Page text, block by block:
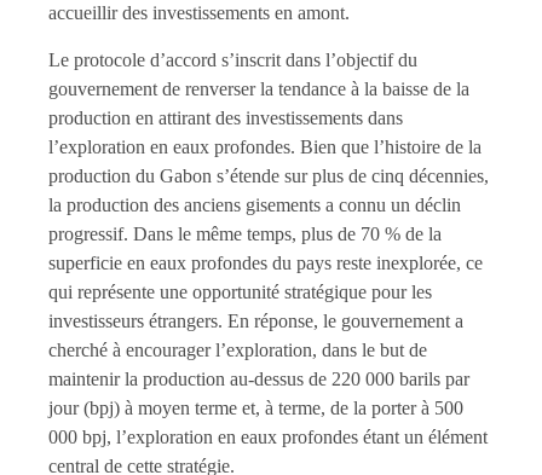
accueillir des investissements en amont.
Le protocole d’accord s’inscrit dans l’objectif du
gouvernement de renverser la tendance à la baisse de la
production en attirant des investissements dans
l’exploration en eaux profondes. Bien que l’histoire de la
production du Gabon s’étende sur plus de cinq décennies,
la production des anciens gisements a connu un déclin
progressif. Dans le même temps, plus de 70 % de la
superficie en eaux profondes du pays reste inexplorée, ce
qui représente une opportunité stratégique pour les
investisseurs étrangers. En réponse, le gouvernement a
cherché à encourager l’exploration, dans le but de
maintenir la production au-dessus de 220 000 barils par
jour (bpj) à moyen terme et, à terme, de la porter à 500
000 bpj, l’exploration en eaux profondes étant un élément
central de cette stratégie.